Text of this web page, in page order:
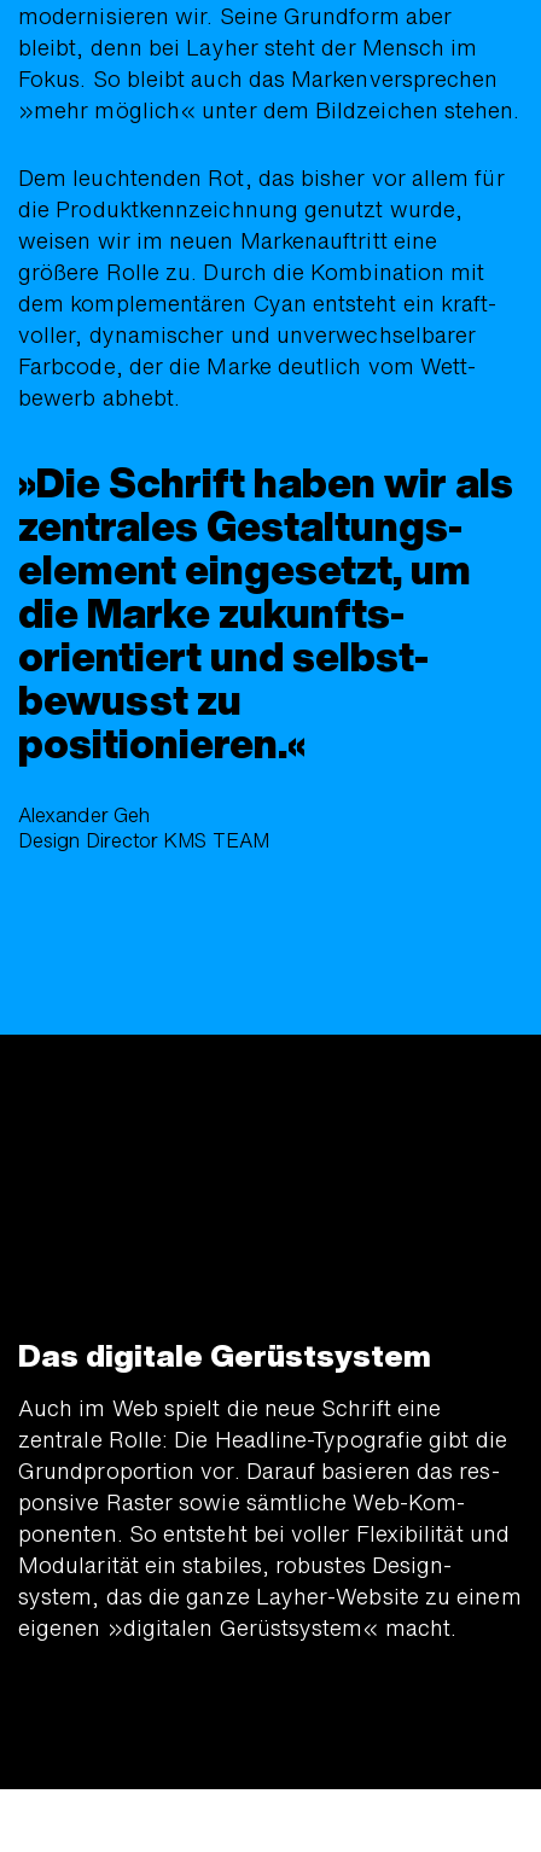
Die Schrift haben wir als
zentrales Gestaltungs­
element eingesetzt, um
die Marke zukunfts­
orientiert und selbst­
bewusst zu
positionieren.
Alexander Geh
Design Director KMS TEAM
moderni­sieren wir. Seine Grund­form aber
bleibt, denn bei Layher steht der Mensch im
Fokus. So bleibt auch das Marken­ver­sprechen
»mehr möglich« unter dem Bild­zeichen stehen.
Dem leuchten­den Rot, das bisher vor allem für
die Produkt­­kenn­­zeichnung genutzt wurde,
weisen wir im neuen Marken­auftritt eine
größere Rolle zu. Durch die Kom­bi­nation mit
dem komple­men­tären Cyan ent­steht ein kraft­
voller, dyna­mischer und un­ver­wechsel­barer
Farb­code, der die Marke deutlich vom Wett­
bewerb abhebt.
Das digitale Gerüstsystem
Auch im Web spielt die neue Schrift eine
zentrale Rolle: Die Headline-Typografie gibt die
Grund­propor­tion vor. Darauf basieren das res­
ponsive Raster sowie sämtliche Web-Kom­
ponenten. So entsteht bei voller Flexi­bilität und
Modulari­tät ein stabiles, robustes Design­
system, das die ganze Layher-Web­site zu einem
eigenen »digitalen Gerüst­system« macht.